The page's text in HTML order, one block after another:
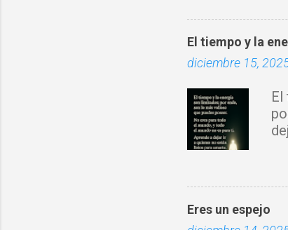
El tiempo y la
diciembre 15,
El
Eres un espejo